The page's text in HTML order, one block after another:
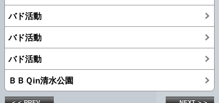
バド活動
バド活動
バド活動
ＢＢＱin清水公園